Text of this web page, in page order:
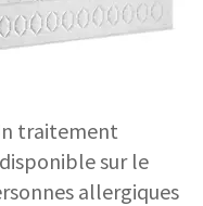
traitement
sur le
allergiques